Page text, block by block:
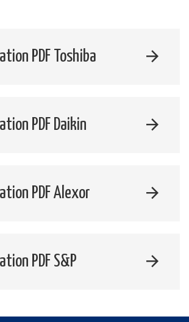
PDF Toshiba
PDF Daikin
PDF Alexor
PDF S&P